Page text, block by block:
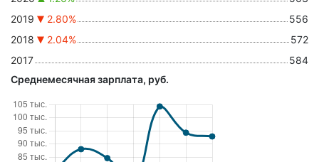
2019
2.80%
556
2018
2.04%
572
2017
584
Среднемесячная зарплата, руб.